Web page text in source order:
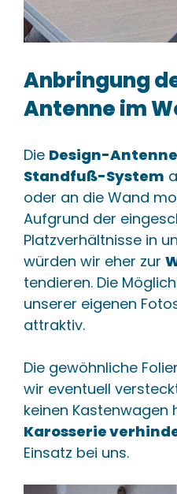
Anbringung
Antenne im
Die Design-Antenne
Standfuß-System
oder an die Wand
Aufgrund der
Platzverhältnisse in
würden wir eher zur
tendieren. Die
unserer eigenen
attraktiv.
Die gewöhnliche
wir eventuell
keinen Kastenwagen
Karosserie
Einsatz bei uns.